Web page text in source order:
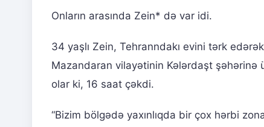
Onların arasında Zein* də var idi.
34 yaşlı Zein, Tehranndakı evini tərk
Mazandaran vilayətinin Kələrdaşt şəhərinə
olar ki, 16 saat çəkdi.
“Bizim bölgədə yaxınlıqda bir çox hərbi